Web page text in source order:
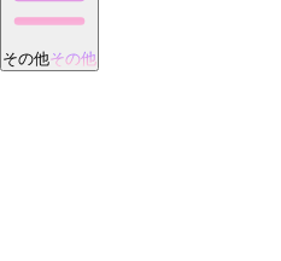
その他その他